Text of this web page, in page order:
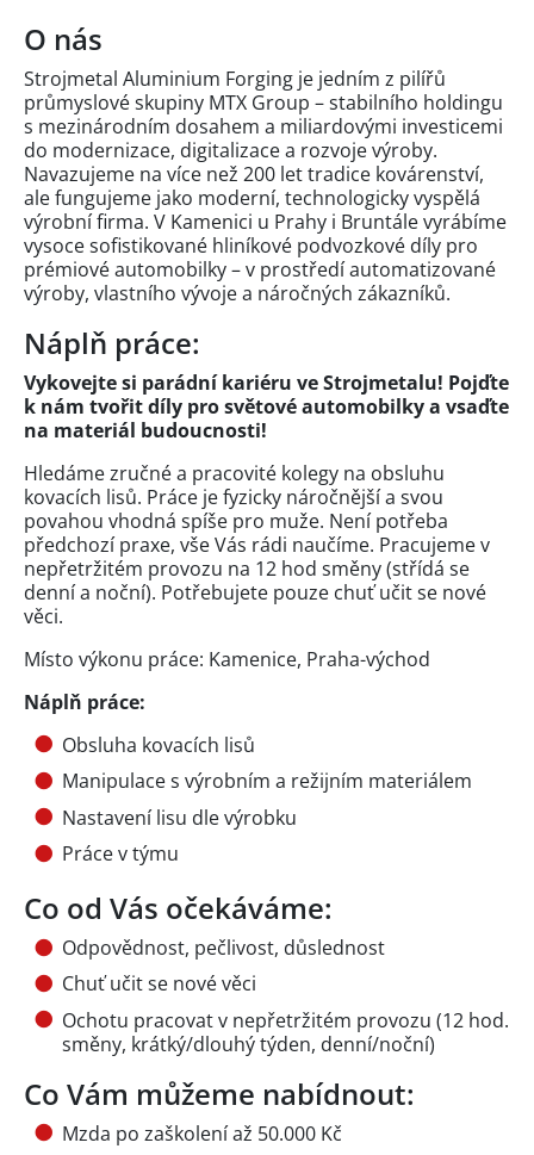
O nás
Strojmetal Aluminium Forging je jedním z pilířů
průmyslové skupiny MTX Group – stabilního holdingu
s mezinárodním dosahem a miliardovými investicemi
do modernizace, digitalizace a rozvoje výroby.
Navazujeme na více než 200 let tradice kovárenství,
ale fungujeme jako moderní, technologicky vyspělá
výrobní firma. V Kamenici u Prahy i Bruntále vyrábíme
vysoce sofistikované hliníkové podvozkové díly pro
prémiové automobilky – v prostředí automatizované
výroby, vlastního vývoje a náročných zákazníků.
Náplň práce:
Vykovejte si parádní kariéru ve Strojmetalu! Pojďte
k nám tvořit díly pro světové automobilky a vsaďte
na materiál budoucnosti!
Hledáme zručné a pracovité kolegy na obsluhu
kovacích lisů. Práce je fyzicky náročnější a svou
povahou vhodná spíše pro muže. Není potřeba
předchozí praxe, vše Vás rádi naučíme. Pracujeme v
nepřetržitém provozu na 12 hod směny (střídá se
denní a noční). Potřebujete pouze chuť učit se nové
věci.
Místo výkonu práce: Kamenice, Praha-východ
Náplň práce:
Obsluha kovacích lisů
Manipulace s výrobním a režijním materiálem
Nastavení lisu dle výrobku
Práce v týmu
Co od Vás očekáváme:
Odpovědnost, pečlivost, důslednost
Chuť učit se nové věci
Ochotu pracovat v nepřetržitém provozu (12 hod.
směny, krátký/dlouhý týden, denní/noční)
Co Vám můžeme nabídnout:
Mzda po zaškolení až 50.000 Kč